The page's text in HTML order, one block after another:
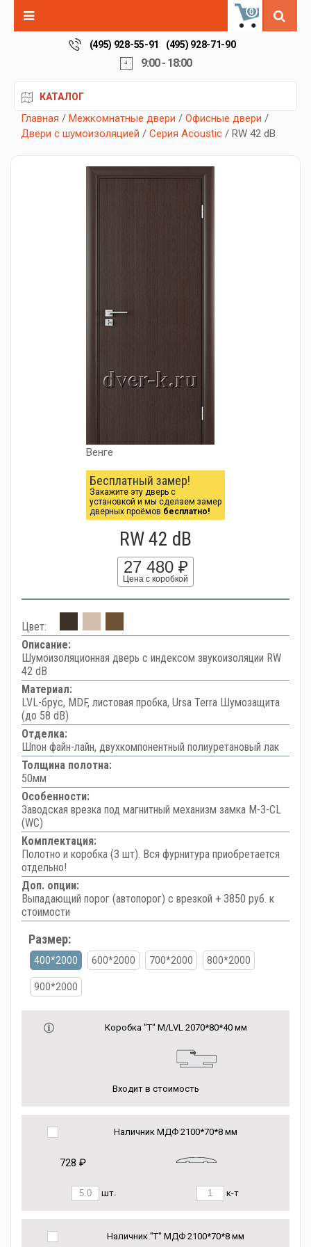
0
(495) 928-55-91 (495) 928-71-90
9:00 - 18:00
КАТАЛОГ
Главная / Межкомнатные двери / Офисные двери /
Двери с шумоизоляцией / Серия Acoustic / RW 42 dB
Венге
Бесплатный замер!
Закажите эту дверь с
установкой и мы сделаем замер
дверных проёмов бесплатно!
RW 42 dB
27 480 ₽
Цена с коробкой
Цвет:
Описание:
Шумоизоляционная дверь с индексом звукоизоляции RW
42 dB
Материал:
LVL-брус, MDF, листовая пробка, Ursa Terra Шумозащита
(до 58 dB)
Отделка:
Шпон файн-лайн, двухкомпонентный полиуретановый лак
Толщина полотна:
50мм
Особенности:
Заводская врезка под магнитный механизм замка M-3-CL
(WC)
Комплектация:
Полотно и коробка (3 шт). Вся фурнитура приобретается
отдельно!
Доп. опции:
Выпадающий порог (автопорог) с врезкой + 3850 руб. к
стоимости
Размер:
400*2000 600*2000 700*2000 800*2000
900*2000
Коробка "Т" M/LVL 2070*80*40 мм
Входит в стоимость
Наличник МДФ 2100*70*8 мм
728 ₽
шт. к-т
Наличник "Т" МДФ 2100*70*8 мм